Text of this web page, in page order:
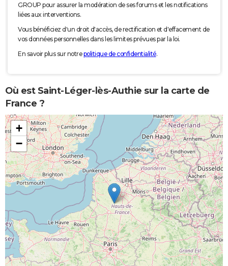
GROUP pour assurer la modération de ses forums et les notifications
liées aux interventions.
Vous bénéficiez d'un droit d'accès, de rectification et d'effacement de
vos données personnelles dans les limites prévues par la loi.
En savoir plus sur notrepolitique de confidentialité.
Où est Saint-Léger-lès-Authie sur la carte de
France ?
+
−